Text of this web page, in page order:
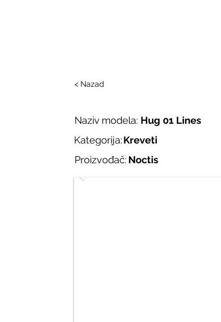
< Nazad
Naziv modela: Hug 01 Lines
Kategorija:Kreveti
Proizvođač: Noctis